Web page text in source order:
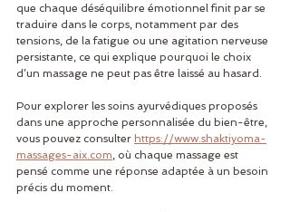
que chaque déséquilibre émotionnel finit par se
traduire dans le corps, notamment par des
tensions, de la fatigue ou une agitation nerveuse
persistante, ce qui explique pourquoi le choix
d’un massage ne peut pas être laissé au hasard.
Pour explorer les soins ayurvédiques proposés
dans une approche personnalisée du bien-être,
vous pouvez consulter https://www.shaktiyoma-
massages-aix.com, où chaque massage est
pensé comme une réponse adaptée à un besoin
précis du moment.